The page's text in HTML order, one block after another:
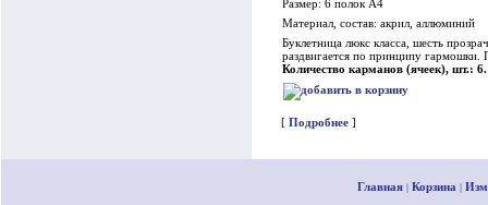
Размер: 6 полок А4
Материал, состав: акрил, аллюминий
Буклетница люкс класса, шесть
раздвигается по принципу гармошки.
Количество карманов (ячеек), шт.: 6.
[ Подробнее ]
Главная | Корзина |